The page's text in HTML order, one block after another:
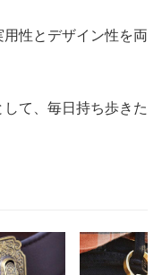
性とデザイン性を両
て、毎日持ち歩きた